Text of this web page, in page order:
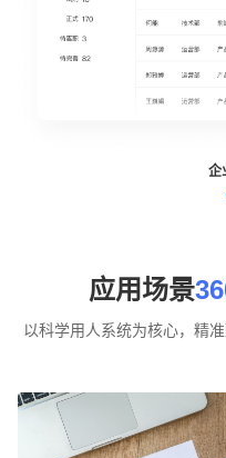
企
应用场景
以科学用人系统为核心，精